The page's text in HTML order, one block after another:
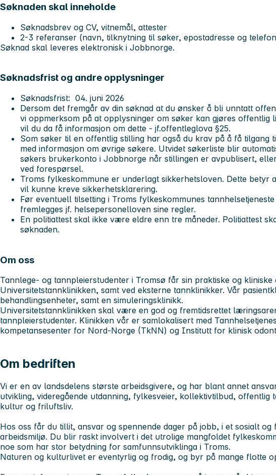
Søknaden skal inneholde
Søknadsbrev og CV, vitnemål, attester
2-3 referanser (navn, tilknytning til søker, epostadresse og
Søknad skal leveres elektronisk i Jobbnorge.
Søknadsfrist og andre opplysninger
Søknadsfrist: 04. juni 2026
Dersom det fremgår av din søknad at du ønsker å bli unntatt
vi oppmerksom på at opplysninger om søker kan gjøres offentlig
vil du da få informasjon om dette - jf.offentleglova §25.
Som søker til en offentlig stilling har også du krav på å få tilgang
med informasjon om øvrige søkere. Utvidet søkerliste blir
søkers brukerkonto i Jobbnorge når stillingen er avpublisert,
ved forespørsel.
Troms fylkeskommune er underlagt sikkerhetsloven. Dette betyr
vil kunne kreve sikkerhetsklarering.
Før eventuell tilsetting i Troms fylkeskommunes
fremlegges jf. helsepersonelloven sine regler.
En politiattest skal ikke være eldre enn tre måneder. Politiattest
søknaden.
Om oss
Tannlege- og tannpleierstudenter i Tromsø får sin praktiske og
Universitetstannklinikken, samt ved eksterne tannklinikker. Vår
behandlingsenheter, samt en simuleringsklinikk.
Universitetstannklinikken skal være en god og fremtidsrettet
tannpleierstudenter. Klinikken vår er samlokalisert med
kompetansesenter for Nord-Norge (TkNN) og Institutt for klinisk
Om bedriften
Vi er en av landsdelens største arbeidsgivere, og har blant annet
utvikling, videregående utdanning, fylkesveier, kollektivtilbud, offentlig
kultur og friluftsliv.
Hos oss får du tillit, ansvar og spennende dager på jobb, i et sosialt og
arbeidsmiljø. Du blir raskt involvert i det utrolige mangfoldet
noe som har stor betydning for samfunnsutviklinga i Troms.
Naturen og kulturlivet er eventyrlig og frodig, og byr på mange flotte